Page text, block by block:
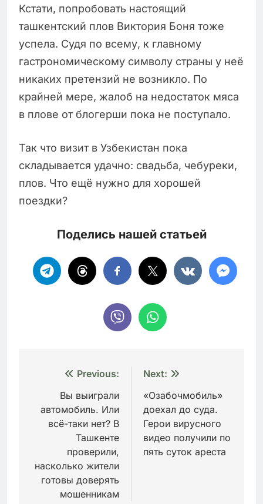
Кстати, попробовать настоящий
ташкентский плов Виктория Боня тоже
успела. Судя по всему, к главному
гастрономическому символу страны у неё
никаких претензий не возникло. По
крайней мере, жалоб на недостаток мяса
в плове от блогерши пока не поступало.
Так что визит в Узбекистан пока
складывается удачно: свадьба, чебуреки,
плов. Что ещё нужно для хорошей
поездки?
Поделись нашей статьей
Навигация
записям
Previous:
Вы выиграли
автомобиль. Или
всё-таки нет? В
Ташкенте
проверили,
насколько жители
готовы доверять
мошенникам
Next:
«Озабочмобиль»
доехал до суда.
Герои вирусного
видео получили по
пять суток ареста